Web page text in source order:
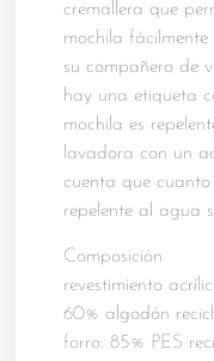
cremallera que
mochila
su compañero de
hay una etiqueta
mochila es
lavadora con un
cuenta que
repelente al agua
Composición
revestimiento
60% algodón
forro: 85% PES